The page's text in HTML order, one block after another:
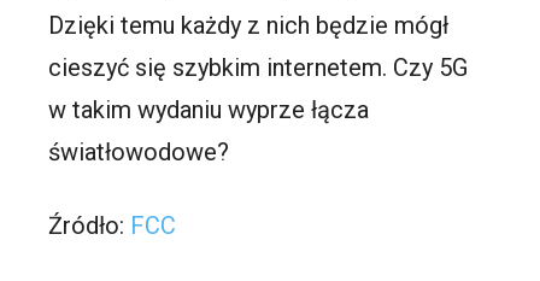
Dzięki temu każdy z nich będzie mógł
cieszyć się szybkim internetem. Czy 5G
w takim wydaniu wyprze łącza
światłowodowe?
Źródło: FCC